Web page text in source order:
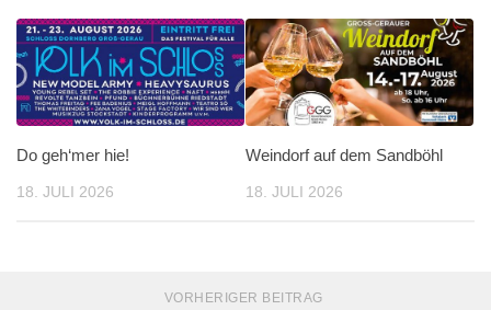
Do geh‘mer hie!
18. JULI 2026
Weindorf auf dem Sandböhl
18. JULI 2026
VORHERIGER BEITRAG